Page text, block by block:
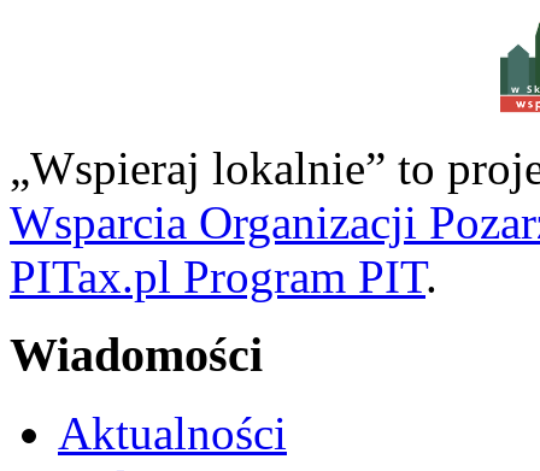
w
„Wspieraj lokalnie” to
Wsparcia Organizacji
PITax.pl Program PIT.
Wiadomości
Aktualności